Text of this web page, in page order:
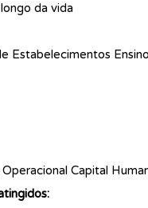
da vida
Estabelecimentos
Capital